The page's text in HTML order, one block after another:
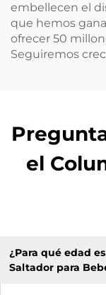
embellecen el
que hemos
ofrecer 50
Seguiremos
el
¿Para qué edad
Saltador para